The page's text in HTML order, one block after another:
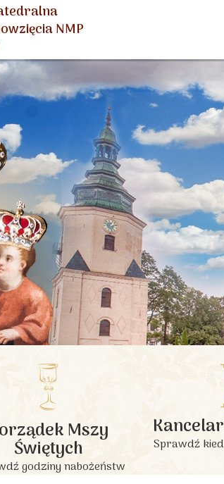
NMP
Mszy
Świętych
godziny nabożeństw
Sprawdź